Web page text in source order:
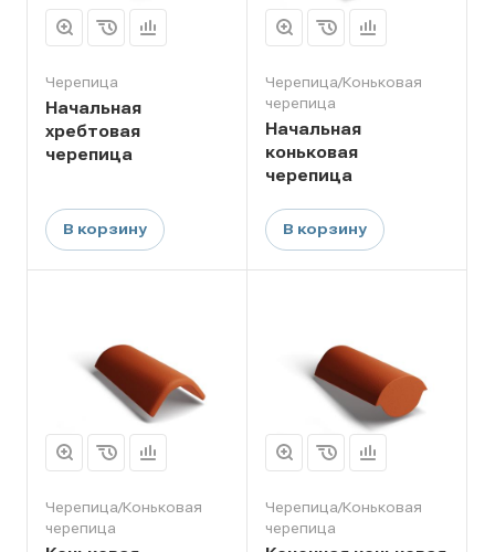
Черепица
Начальная
хребтовая
черепица
В корзину
Черепица/Коньковая
черепица
Начальная
коньковая
черепица
В корзину
Черепица/Коньковая
черепица
Черепица/Коньковая
черепица